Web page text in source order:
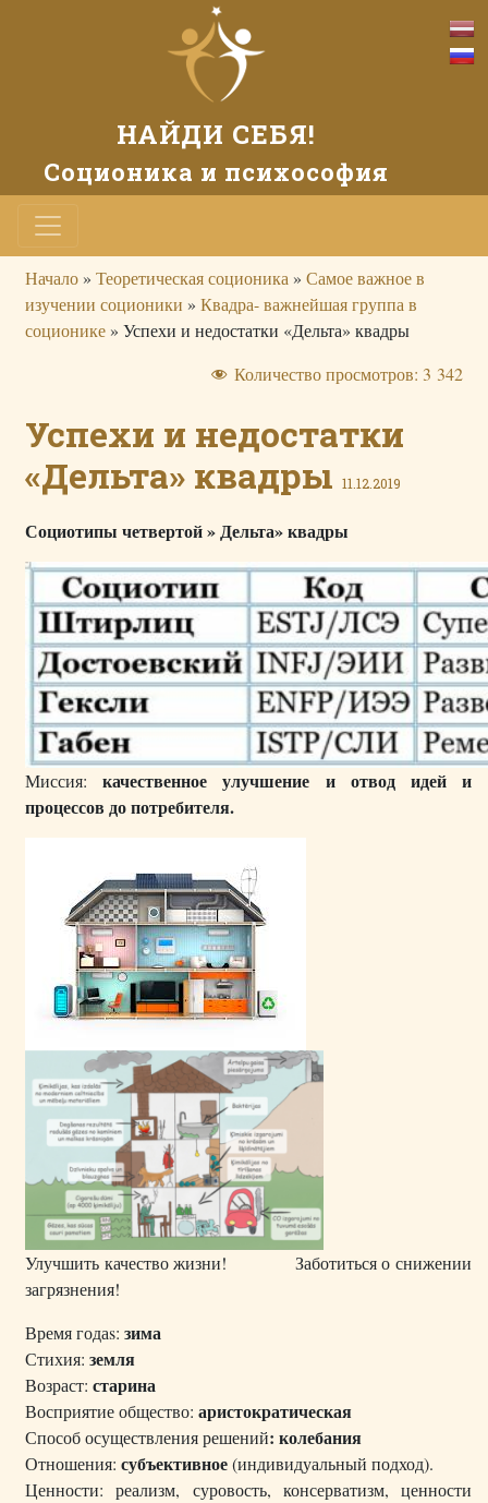
НАЙДИ СЕБЯ!
Соционика и психософия
Начало» Теоретическая соционика » Самое важное в
изучении соционики » Квадра- важнейшая группа в
соционике» Успехи и недостатки «Дельта» квадры
Количество просмотров: 3 342
Успехи и недостатки
«Дельта» квадры 11.12.2019
Социотипы четвертой » Дельта» квадры
Миссия:качественное улучшение и отвод идей и
процессов до потребителя.
Улучшить качество жизни! Заботиться о снижении
загрязнения!
Время годаs: зима
Стихия: земля
Возраст: старина
Восприятие общество: аристократическая
Способ осуществления решений: колебания
Отношения: субъективное(индивидуальный подход).
Ценности: реализм, суровость, консерватизм, ценности